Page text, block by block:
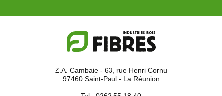
Z.A. Cambaie - 63, rue Henri Cornu
97460 Saint-Paul - La Réunion